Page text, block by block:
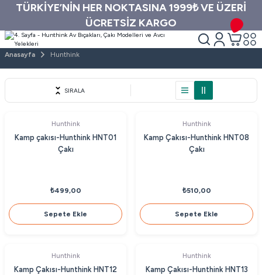
TÜRKİYE’NİN HER NOKTASINA 1999₺ VE ÜZERİ
ÜCRETSİZ KARGO
Anasayfa Hunthink
SIRALA
Hunthink
Kamp çakısı-Hunthink HNT01
Çakı
₺499,00
Sepete Ekle
Hunthink
Kamp Çakısı-Hunthink HNT08
Çakı
₺510,00
Sepete Ekle
Hunthink
Kamp Çakısı-Hunthink HNT12
Hunthink
Kamp Çakısı-Hunthink HNT13